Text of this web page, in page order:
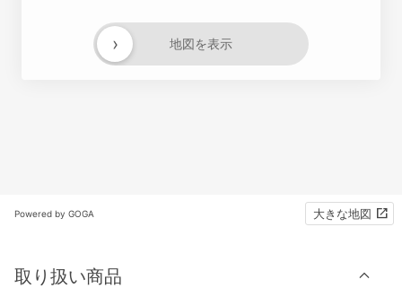
地図を表示
›
Powered by GOGA 大きな地図
取り扱い商品